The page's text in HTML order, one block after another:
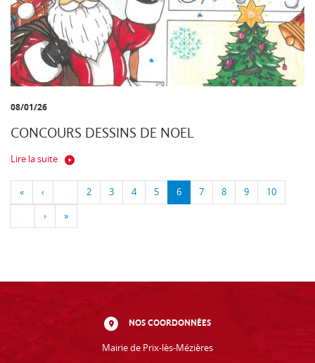
08/01/26
CONCOURS DESSINS DE NOEL
Lire la suite
« ‹ … 2 3 4 5 6 7 8 9 10
… › »
NOS COORDONNÉES
Mairie de Prix-lès-Mézières